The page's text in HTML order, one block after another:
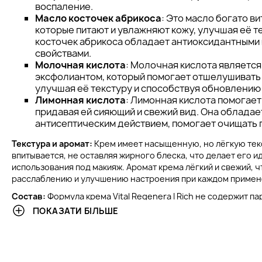
воспаление.
Масло косточек абрикоса: Это масло богато
которые питают и увлажняют кожу, улучшая её
косточек абрикоса обладает
свойствами.
Молочная кислота: Молочная кислота
эксфолиантом, который помогает
улучшая её текстуру и способствуя обновлению
Лимонная кислота: Лимонная кислота
придавая ей сияющий и свежий вид. Она
антисептическим действием, помогает очищать
Текстура и аромат: Крем имеет насыщенную, но лёгкую
впитывается, не оставляя жирного блеска, что делает его
использования под макияж. Аромат крема лёгкий и свежий,
расслаблению и улучшению настроения при каждом
Состав: Формула крема Vital Regenera I Rich не содержит
что снижает риск раздражений и делает его безопасным для
Также в составе нет агрессивных химических веществ, что
ПОКАЗАТИ БІЛЬШЕ